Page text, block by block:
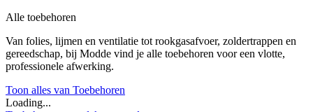
Alle toebehoren
Van folies, lijmen en ventilatie tot rookgasafvoer, zoldertrappen en
gereedschap, bij Modde vind je alle toebehoren voor een vlotte,
professionele afwerking.
Toon alles van Toebehoren
Loading...